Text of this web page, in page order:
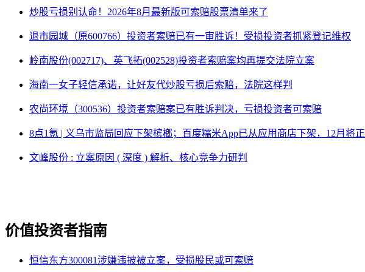
炒股亏损别认命！2026年8月最新版可索赔股票清单来了
退市园城（原600766）投资者索赔已有一审胜诉！受损投资者抓紧登记维权
岭南股份(002717)、英飞拓(002528)投资者索赔案均再提交法院立案
海南一女子轻信承诺，让好友代炒股亏损后索赔，法院这样判
农尚环境（300536）投资者索赔案已有胜诉判决，亏损投资者可索赔
8点1氪 | 义乌市监局回应下架槟榔；百度糯米App已从应用商店下架，12月将
文峰股份 : 立案原因 ( 深度 ) 解析、核心竞争力研判
价值投资者指南
恒信东方300081涉嫌违披被立案，受损股民或可索赔